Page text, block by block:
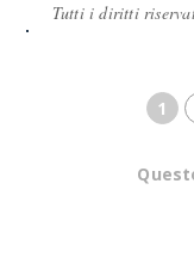
Tutti i diritti
1